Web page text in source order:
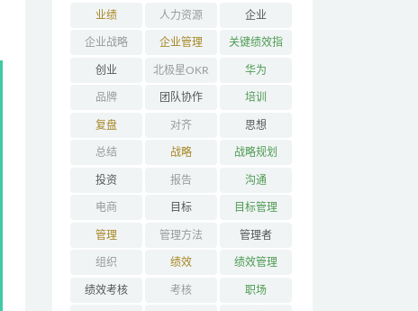
则
业绩 人力资源 企业
企业战略 企业管理 关键绩效指
标
创业 北极星OKR 华为
品牌 团队协作 培训
复盘 对齐 思想
总结 战略 战略规划
投资 报告 沟通
电商 目标 目标管理
管理 管理方法 管理者
组织 绩效 绩效管理
绩效考核 考核 职场